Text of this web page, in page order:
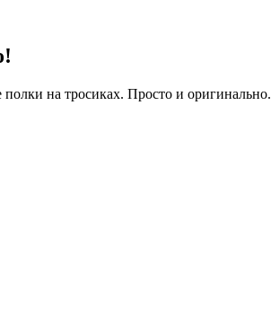
на тросиках. Просто и оригинально.